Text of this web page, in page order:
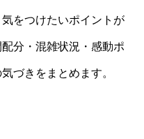
をつけたいポイントが
分・混雑状況・感動ポ
づきをまとめます。